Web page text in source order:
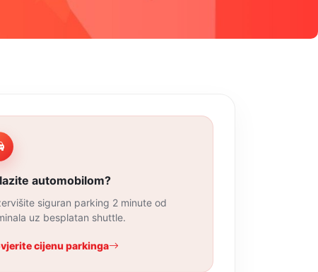
automobilom?
siguran parking 2 minute od
uz besplatan shuttle.
cijenu parkinga